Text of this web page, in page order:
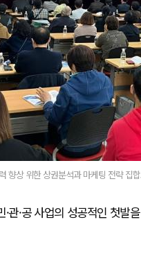
향상 위한 상권분석과 마케팅 전략 집
관·공 사업의 성공적인 첫발